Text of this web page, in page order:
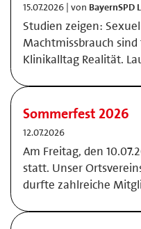
15.07.2026 | von BayernSPD
Studien zeigen:
Machtmissbrauch
Klinikalltag Realität.
Sommerfest 2026
12.07.2026
Am Freitag, den
statt. Unser
durfte zahlreiche